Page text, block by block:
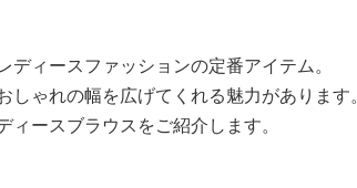
ィースファッションの定番アイテム。
ゃれの幅を広げてくれる魅力があります。
ースブラウスをご紹介します。